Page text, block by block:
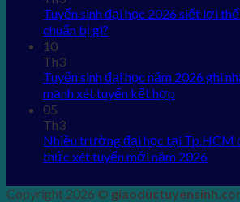
Tuyển sinh đại học 2026 siết lợi
chuẩn bị gì?
10
Th3
Tuyển sinh đại học năm 2026 ghi
mạnh xét tuyển kết hợp
05
Th3
Nhiều trường đại học tại Tp.HCM
thức xét tuyển mới năm 2026
Copyright 2026 ©